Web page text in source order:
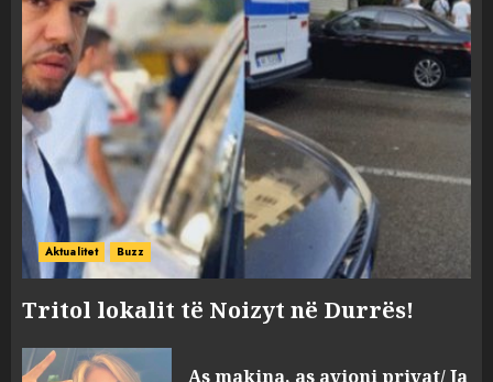
Aktualitet Buzz
Tritol lokalit të Noizyt në Durrës!
As makina, as avioni privat/ Ja